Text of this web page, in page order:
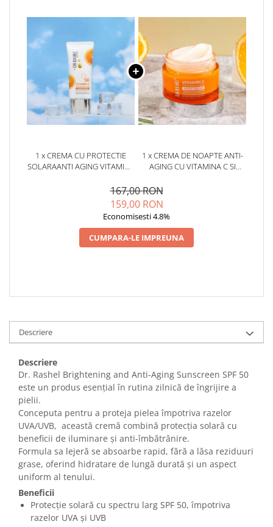
1 x CREMA CU PROTECTIE
SOLARAANTI AGING VITAMINA
BRIGHTENING AND ANTI-
AGING SUNSCREEN - 50 GR
1 x CREMA DE NOAPTE ANTI-
AGING CU VITAMINA C SI
NIGHT CREAM - 50G
167,00 RON
159,00 RON
Economisesti 4.8%
CUMPARA-LE IMPREUNA
Descriere
Descriere
Dr. Rashel Brightening and Anti-Aging Sunscreen SPF 50
este un produs esențial în rutina zilnică de îngrijire a
pielii.
Conceputa pentru a proteja pielea împotriva razelor
UVA/UVB, această cremă combină protecția solară cu
beneficii de iluminare și anti-îmbătrânire.
Formula sa lejeră se absoarbe rapid, fără a lăsa reziduuri
grase, oferind hidratare de lungă durată și un aspect
uniform al tenului.
Beneficii
Protecție solară cu spectru larg SPF 50, împotriva
razelor UVA și UVB